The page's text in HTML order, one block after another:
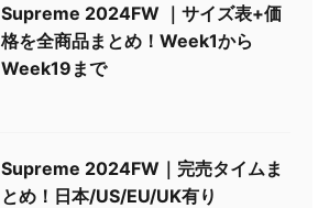
Supreme 2024FW ｜サイズ表+価
格を全商品まとめ！Week1から
Week19まで
Supreme 2024FW｜完売タイムま
とめ！日本/US/EU/UK有り